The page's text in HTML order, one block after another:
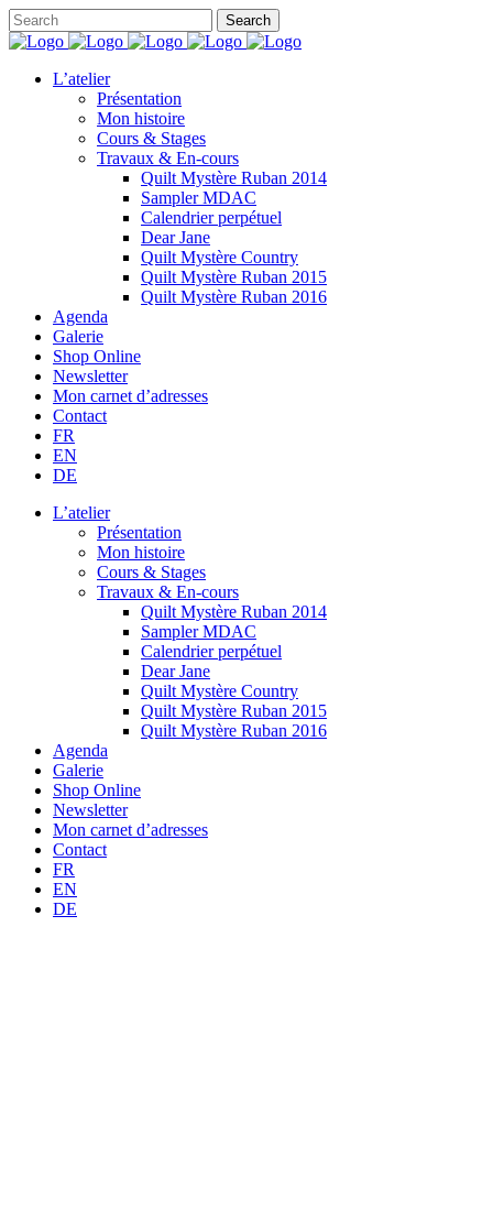
L’atelier
Présentation
Mon histoire
Cours & Stages
Travaux & En-cours
Quilt Mystère Ruban 2014
Sampler MDAC
Calendrier perpétuel
Dear Jane
Quilt Mystère Country
Quilt Mystère Ruban 2015
Quilt Mystère Ruban 2016
Agenda
Galerie
Shop Online
Newsletter
Mon carnet d’adresses
Contact
FR
EN
DE
L’atelier
Présentation
Mon histoire
Cours & Stages
Travaux & En-cours
Quilt Mystère Ruban 2014
Sampler MDAC
Calendrier perpétuel
Dear Jane
Quilt Mystère Country
Quilt Mystère Ruban 2015
Quilt Mystère Ruban 2016
Agenda
Galerie
Shop Online
Newsletter
Mon carnet d’adresses
Contact
FR
EN
DE